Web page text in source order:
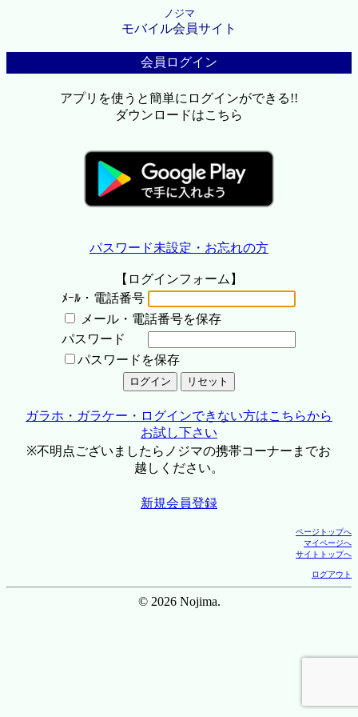
ノジマ
モバイル会員サイト
会員ログイン
アプリを使うと簡単にログインができる!!
ダウンロードはこちら
パスワード未設定・お忘れの方
【ログインフォーム】
ﾒｰﾙ・電話番号
メール・電話番号を保存
パスワード
パスワードを保存
ガラホ・ガラケー・ログインできない方はこちらから
お試し下さい
※不明点ございましたらノジマの携帯コーナーまでお
越しください。
新規会員登録
ページトップへ
マイページへ
サイトトップへ
ログアウト
© 2026 Nojima.